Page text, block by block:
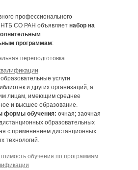
профессионального
СО РАН объявляет набор на
программам:
переподготовка
услуги
и других организаций, а
лицам, имеющим среднее
и высшее образование.
формы обучения: очная; заочная
образовательных
с применением дистанционных
технологий.
обучения по программам